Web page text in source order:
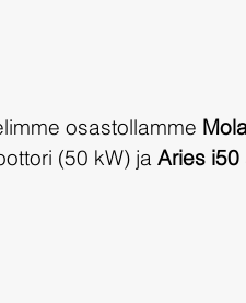
osastollamme
(50 kW) ja Aries i50